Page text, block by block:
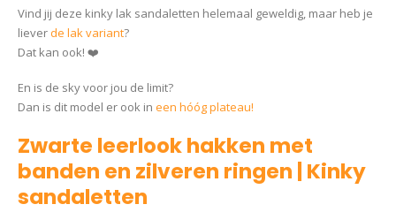
Vind jij deze kinky lak sandaletten helemaal geweldig, maar heb je
lieverde lak variant?
Dat kan ook! ❤️
En is de sky voor jou de limit?
Dan is dit model er ook in een hóóg plateau!
Zwarte leerlook hakken met
banden en zilveren ringen | Kinky
sandaletten